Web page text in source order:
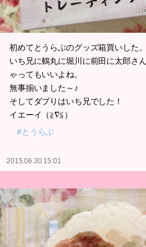
初めてとうらぶのグッズ箱買いした。
いち兄に鶴丸に堀川に前田に太郎さ
ゃってもいいよね。
無事揃いました～♪
そしてダブりはいち兄でした！
イエーイ（≧∇≦）
#とうらぶ
2015.06.30 15:01